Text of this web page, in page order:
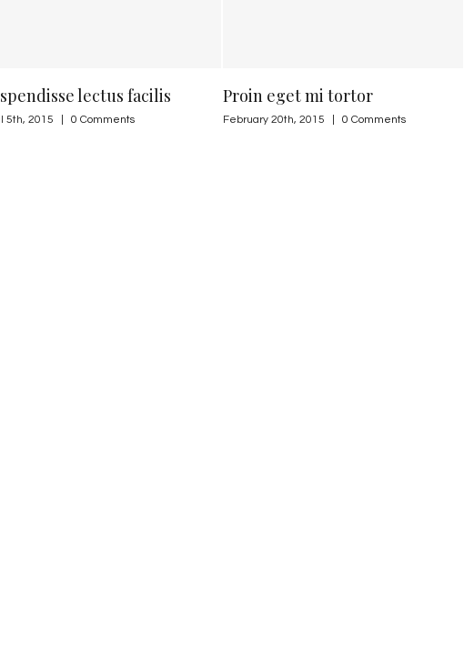
lectus facilis
| 0 Comments
Proin eget mi tortor
February 20th, 2015 | 0 Comments